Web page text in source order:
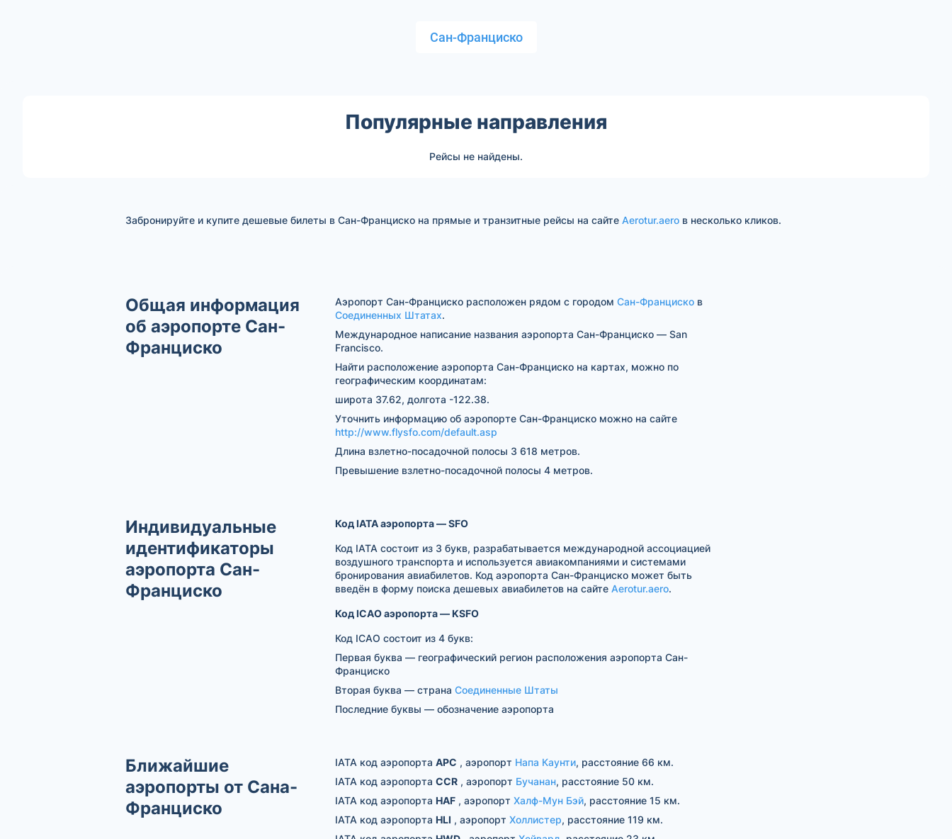
Сан-Франциско
Популярные направления
Рейсы не найдены.
Забронируйте и купите дешевые билеты в Сан-Франциско на прямые и транзитные рейсы на сайте Aerotur.aero в несколько кликов.
Общая информация
об аэропорте Сан-
Франциско
Аэропорт Сан-Франциско расположен рядом с городом Сан-Францисков
Соединенных Штатах.
Международное написание названия аэропорта Сан-Франциско — San
Francisco.
Найти расположение аэропорта Сан-Франциско на картах, можно по
географическим координатам:
широта 37.62, долгота -122.38.
Уточнить информацию об аэропорте Сан-Франциско можно на сайте
http://www.flysfo.com/default.asp
Длина взлетно-посадочной полосы 3 618 метров.
Превышение взлетно-посадочной полосы 4 метров.
Индивидуальные
идентификаторы
аэропорта Сан-
Франциско
Код IATA аэропорта — SFO
Код IATA состоит из 3 букв, разрабатывается международной ассоциацией
воздушного транспорта и используется авиакомпаниями и системами
бронирования авиабилетов. Код аэропорта Сан-Франциско может быть
введён в форму поиска дешевых авиабилетов на сайте Aerotur.aero.
Код ICAO аэропорта — KSFO
Код ICAO состоит из 4 букв:
Первая буква — географический регион расположения аэропорта Сан-
Франциско
Вторая буква — страна Соединенные Штаты
Последние буквы — обозначение аэропорта
Ближайшие
аэропорты от Сана-
Франциско
IATA код аэропорта APC , аэропорт Напа Каунти, расстояние 66 км.
IATA код аэропорта CCR, аэропорт Бучанан, расстояние 50 км.
IATA код аэропорта HAF, аэропорт Халф-Мун Бэй, расстояние 15 км.
IATA код аэропорта HLI , аэропорт Холлистер, расстояние 119 км.